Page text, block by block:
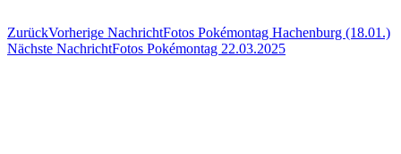
ZurückVorherige NachrichtFotos Pokémontag Hachenburg (18.01.)
Nächste NachrichtFotos Pokémontag 22.03.2025